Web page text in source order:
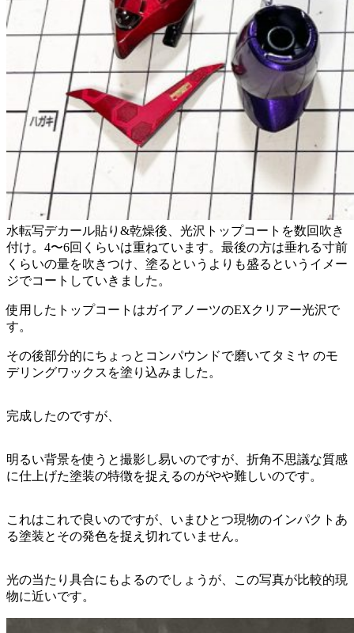
水転写デカール貼り&乾燥後、光沢トップコートを数回吹き
付け。4〜6回くらいは重ねています。最後の方は垂れる寸前
くらいの量を吹きつけ、塗るというよりも盛るというイメー
ジでコートしていきました。
使用したトップコートはガイアノーツのEXクリアー光沢で
す。
その後部分的にちょっとコンパウンドで磨いてタミヤ のモ
デリングワックスを塗り込みました。
完成したのですが、
明るい背景を使うと撮影し易いのですが、折角不思議な質感
に仕上げた塗装の特徴を捉えるのがやや難しいのです。
これはこれで良いのですが、いまひとつ現物のインパクトあ
る塗装とその発色を捉え切れていません。
光の当たり具合にもよるのでしょうが、この写真が比較的現
物に近いです。